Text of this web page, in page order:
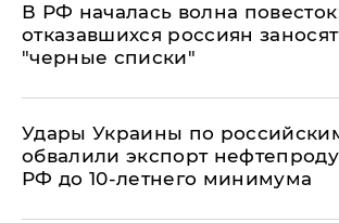
​В РФ началась волна
отказавшихся россиян
"черные списки"
Удары Украины по
обвалили экспорт
РФ до 10-летнего минимума